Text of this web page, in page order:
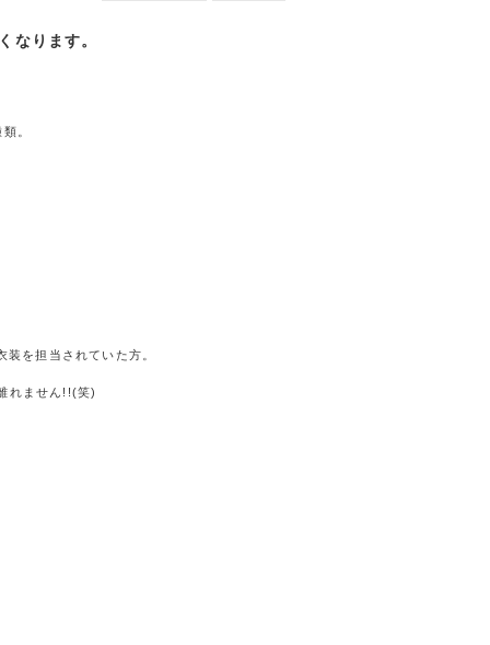
なります。
。
装を担当されていた方。
れません!!(笑)